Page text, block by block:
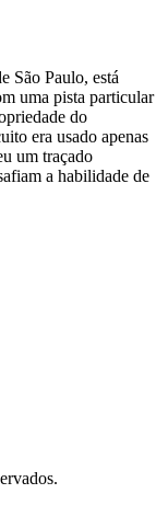
São Paulo, está
uma pista particular
do
era usado apenas
um traçado
a habilidade de